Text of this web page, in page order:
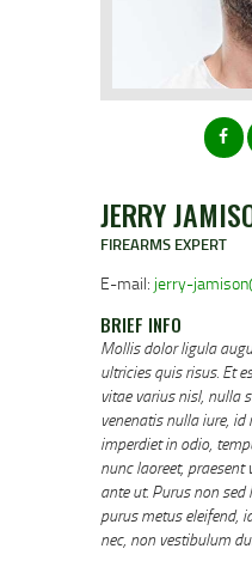
JERRY
FIREARMS EXPERT
E-mail: jerry-
BRIEF INFO
Mollis dolor ligula
ultricies quis risus. Et
vitae varius nisl, nulla
venenatis nulla iure,
imperdiet in odio,
nunc laoreet,
ante ut. Purus non
purus metus eleifend,
nec, non vestibulum